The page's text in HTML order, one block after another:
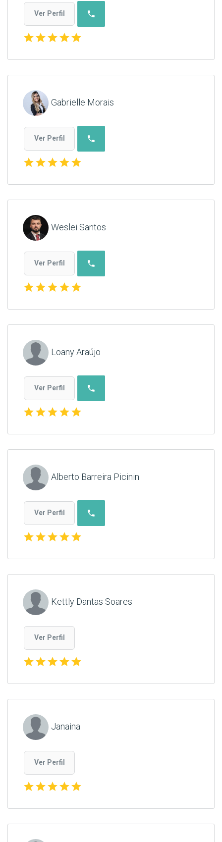
Ver Perfil phone
starstarstarstarstar
Gabrielle Morais
Ver Perfil phone
starstarstarstarstar
Weslei Santos
Ver Perfil phone
starstarstarstarstar
Loany Araújo
Ver Perfil phone
starstarstarstarstar
Alberto Barreira Picinin
Ver Perfil phone
starstarstarstarstar
Kettly Dantas Soares
Ver Perfil
starstarstarstarstar
Janaina
Ver Perfil
starstarstarstarstar